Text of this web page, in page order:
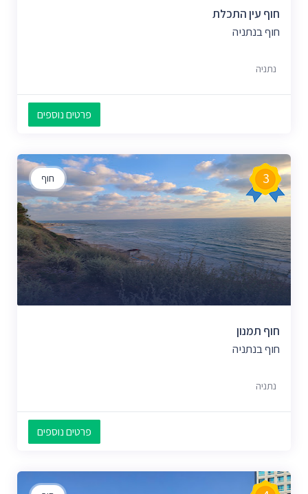
חוף עין התכלת
חוף בנתניה
נתניה
פרטים נוספים
חוף 3
חוף תמנון
חוף בנתניה
נתניה
פרטים נוספים